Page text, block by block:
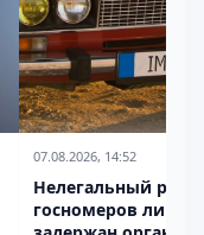
07.08.2026, 14:52
Нелегальный
госномеров